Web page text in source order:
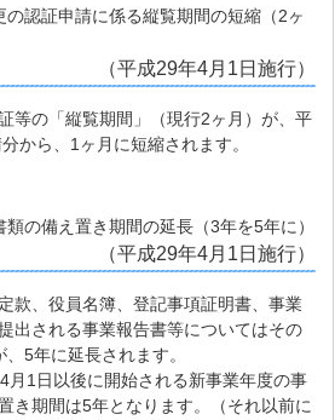
認証申請に係る縦覧期間の短縮（2ヶ
（平成29年4月1日施行）
等の「縦覧期間」（現行2ヶ月）が、平
から、1ヶ月に短縮されます。
の備え置き期間の延長（3年を5年に）
（平成29年4月1日施行）
款、役員名簿、登記事項証明書、事業
出される事業報告書等についてはその
5年に延長されます。
1日以後に開始される新事業年度の事
き期間は5年となります。（それ以前に